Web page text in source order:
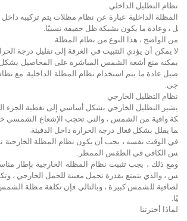
نظام التظليل الداخلي
المظلة الداخلية عبارة عن نظام مظلات يتم تركيبه
ل ، وعادة ما يكون بشبكة ظل خفيفة نسبيًا.
من الواضح ، هذا النوع من نظام المظلة
لا يمكن أن يؤدي التثبيت في الغرفة إلى تقليل درجة
يمكنه منع أشعة الشمس المباشرة على المحاصيل
صيل عادة ما يتم استخدام نظام المظلة الداخلية مع
جي.
نظام التظليل الخارجي
يشير التظليل الخارجي بشكل أساسي إلى تغطية الجزء
كة واقية من الشمس ، والتي تحجب الإشعاع الشمسي
ما يقلل بشكل فعال درجة الحرارة داخل الدفيئة.
في الوقت نفسه ، يجب أن يكون نظام المظلة الخارجية
س الكافي في الطقس الممطر.
ومع ذلك ، يجب تثبيت نظام المظلة الخارجية بإطار
س ، والذي يتمتع بقدرة تحمل معينة للحمل الخارجي ،
لصافية للشمس كبيرة ، وبالتالي فإن تكلفة مظلة
يًا.
لماذا أخترتنا